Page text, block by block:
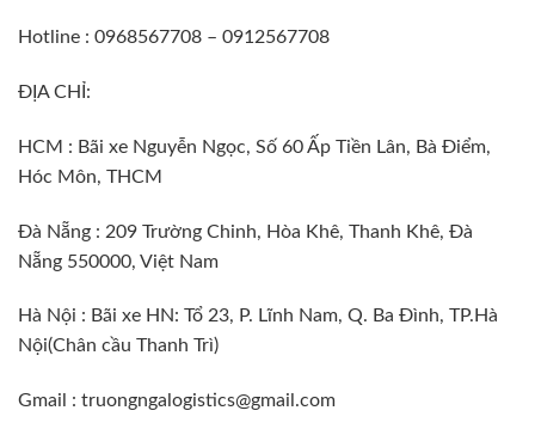
Hotline : 0968567708 – 0912567708
ĐỊA CHỈ:
HCM : Bãi xe Nguyễn Ngọc, Số 60 Ấp Tiền Lân, Bà Điểm,
Hóc Môn, THCM
Đà Nẵng : 209 Trường Chinh, Hòa Khê, Thanh Khê, Đà
Nẵng 550000, Việt Nam
Hà Nội : Bãi xe HN: Tổ 23, P. Lĩnh Nam, Q. Ba Đình, TP.Hà
Nội(Chân cầu Thanh Trì)
Gmail : truongngalogistics@gmail.com